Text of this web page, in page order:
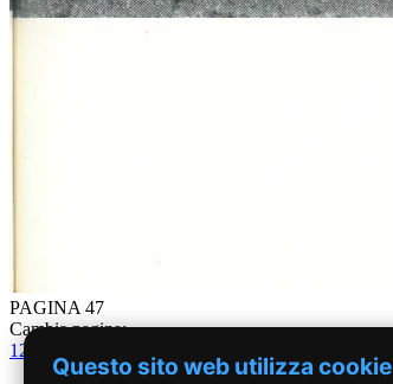
PAGINA 47
Cambia pagina:
12
Questo sito web utilizza cookie